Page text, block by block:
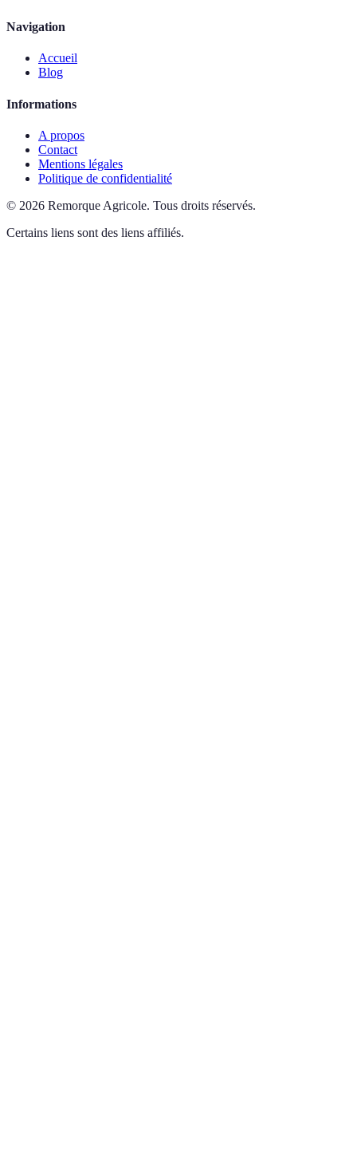
Navigation
Accueil
Blog
Informations
A propos
Contact
Mentions légales
Politique de confidentialité
© 2026 Remorque Agricole. Tous droits réservés.
Certains liens sont des liens affiliés.